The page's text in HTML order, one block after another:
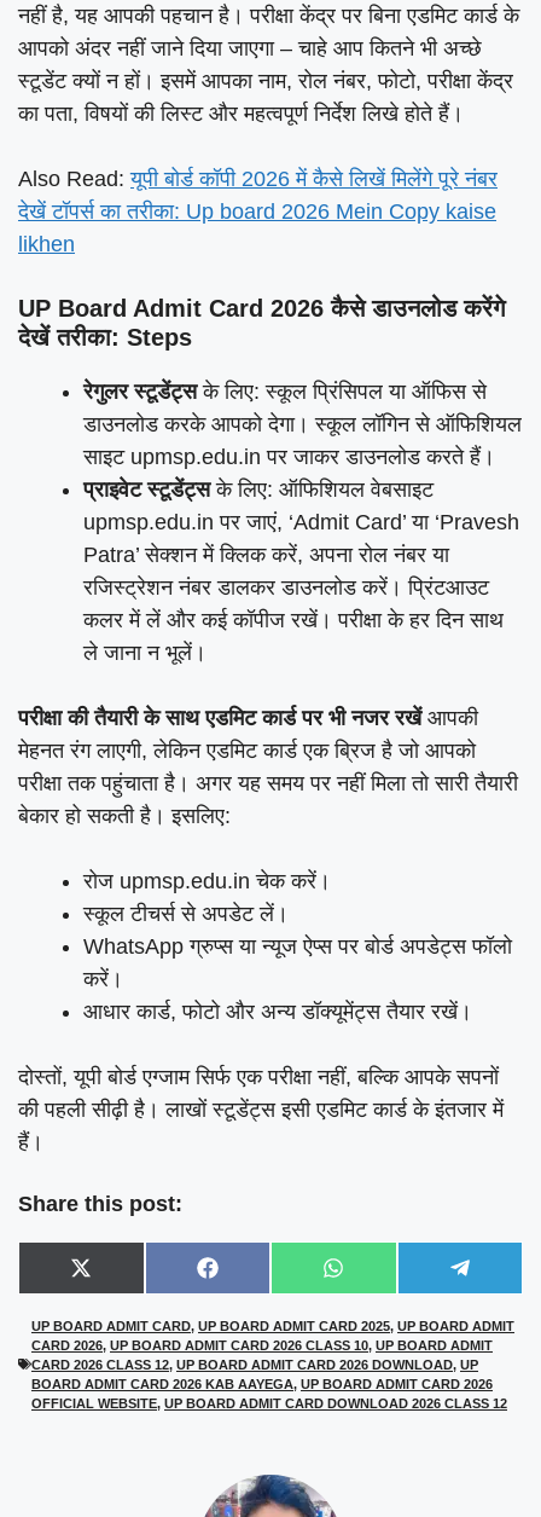
नहीं है, यह आपकी पहचान है। परीक्षा केंद्र पर बिना एडमिट कार्ड के
आपको अंदर नहीं जाने दिया जाएगा – चाहे आप कितने भी अच्छे
स्टूडेंट क्यों न हों। इसमें आपका नाम, रोल नंबर, फोटो, परीक्षा केंद्र
का पता, विषयों की लिस्ट और महत्वपूर्ण निर्देश लिखे होते हैं।
Also Read:यूपी बोर्ड कॉपी 2026 में कैसे लिखें मिलेंगे पूरे नंबर
देखें टॉपर्स का तरीका: Up board 2026 Mein Copy kaise
likhen
UP Board Admit Card 2026 कैसे डाउनलोड करेंगे
देखें तरीका: Steps
रेगुलर स्टूडेंट्सके लिए: स्कूल प्रिंसिपल या ऑफिस से
डाउनलोड करके आपको देगा। स्कूल लॉगिन से ऑफिशियल
साइट upmsp.edu.in पर जाकर डाउनलोड करते हैं।
प्राइवेट स्टूडेंट्सके लिए: ऑफिशियल वेबसाइट
upmsp.edu.in पर जाएं, ‘Admit Card’ या ‘Pravesh
Patra’ सेक्शन में क्लिक करें, अपना रोल नंबर या
रजिस्ट्रेशन नंबर डालकर डाउनलोड करें। प्रिंटआउट
कलर में लें और कई कॉपीज रखें। परीक्षा के हर दिन साथ
ले जाना न भूलें।
परीक्षा की तैयारी के साथ एडमिट कार्ड पर भी नजर रखेंआपकी
मेहनत रंग लाएगी, लेकिन एडमिट कार्ड एक ब्रिज है जो आपको
परीक्षा तक पहुंचाता है। अगर यह समय पर नहीं मिला तो सारी तैयारी
बेकार हो सकती है। इसलिए:
रोज upmsp.edu.in चेक करें।
स्कूल टीचर्स से अपडेट लें।
WhatsApp ग्रुप्स या न्यूज ऐप्स पर बोर्ड अपडेट्स फॉलो
करें।
आधार कार्ड, फोटो और अन्य डॉक्यूमेंट्स तैयार रखें।
दोस्तों, यूपी बोर्ड एग्जाम सिर्फ एक परीक्षा नहीं, बल्कि आपके सपनों
की पहली सीढ़ी है। लाखों स्टूडेंट्स इसी एडमिट कार्ड के इंतजार में
हैं।
Share this post:
Share
on
X
(
w
i
t
t
e
Share
on
F
a
e
b
o
o
k
Share
on
W
h
t
s
A
p
p
Share
on
e
e
g
r
a
m
UP BOARD ADMIT CARD, UP BOARD ADMIT CARD 2025, UP BOARD ADMIT
CARD 2026, UP BOARD ADMIT CARD 2026 CLASS 10, UP BOARD ADMIT
CARD 2026 CLASS 12, UP BOARD ADMIT CARD 2026 DOWNLOAD, UP
BOARD ADMIT CARD 2026 KAB AAYEGA, UP BOARD ADMIT CARD 2026
OFFICIAL WEBSITE, UP BOARD ADMIT CARD DOWNLOAD 2026 CLASS 12